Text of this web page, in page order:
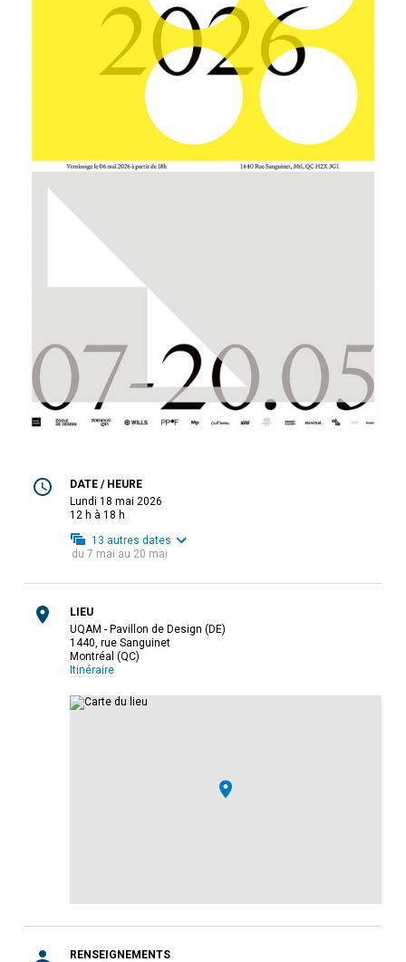
DATE / HEURE
lundi 18 mai 2026
12 h à 18 h
13 autres dates
du 7 mai au 20 mai
LIEU
UQAM - Pavillon de Design (DE)
1440, rue Sanguinet
Montréal (QC)
Itinéraire
RENSEIGNEMENTS